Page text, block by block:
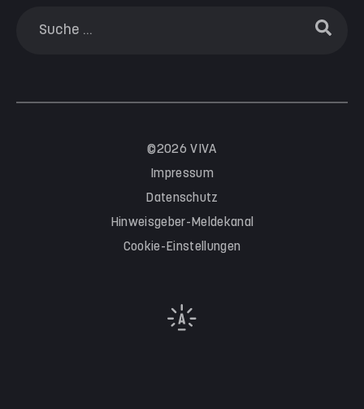
©2026 VIVA
Impressum
Datenschutz
Hinweisgeber-Meldekanal
Cookie-Einstellungen